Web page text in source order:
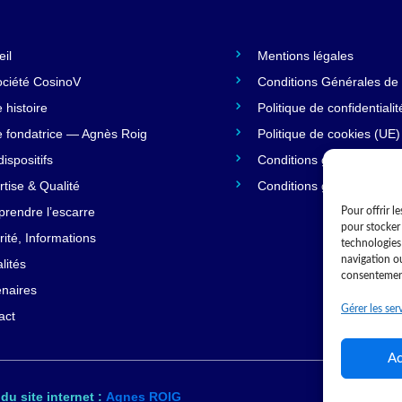
Pour offrir
pour stocker
navigation
Gérer les
CosinoV
histoire
fondatrice — Agnès Roig
& Qualité
l’escarre
Informations
Mentions légales
Conditions Générales de
Politique de
Politique de cookies (UE)
Conditions générales
Conditions générales
site internet : Agnes ROIG